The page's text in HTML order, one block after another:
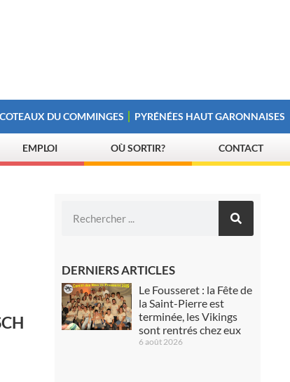
DU COMMINGES PYRÉNÉES HAUT GARONNAISES
EMPLOI OÙ SORTIR? CONTACT
DERNIERS ARTICLES
Le Fousseret : la Fête de
la Saint-Pierre est
terminée, les Vikings
sont rentrés chez eux
6 août 2026